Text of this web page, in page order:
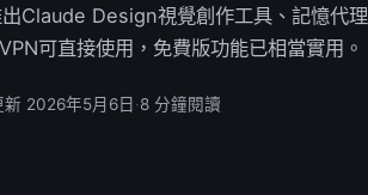
Claude Design視覺創作工具、記憶代
可直接使用，免費版功能已相當實用。
新 2026年5月6日 ·8 分鐘閱讀